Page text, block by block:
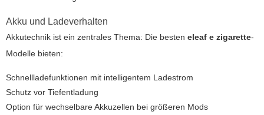
Akku und Ladeverhalten
Akkutechnik ist ein zentrales Thema: Die besten eleaf e zigarette-
Modelle bieten:
Schnellladefunktionen mit intelligentem Ladestrom
Schutz vor Tiefentladung
Option für wechselbare Akkuzellen bei größeren Mods